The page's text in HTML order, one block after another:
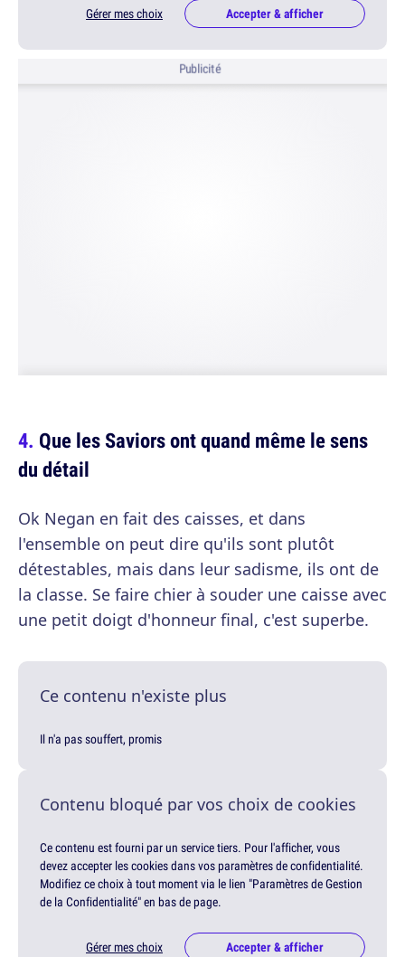
Gérer mes choix Accepter & afficher
Publicité
Que les Saviors ont quand même le sens
du détail
Ok Negan en fait des caisses, et dans
l'ensemble on peut dire qu'ils sont plutôt
détestables, mais dans leur sadisme, ils ont de
la classe. Se faire chier à souder une caisse avec
une petit doigt d'honneur final, c'est superbe.
Ce contenu n'existe plus
Il n'a pas souffert, promis
Contenu bloqué par vos choix de cookies
Ce contenu est fourni par un service tiers. Pour l'afficher, vous
devez accepter les cookies dans vos paramètres de confidentialité.
Modifiez ce choix à tout moment via le lien "Paramètres de Gestion
de la Confidentialité" en bas de page.
Gérer mes choix Accepter & afficher